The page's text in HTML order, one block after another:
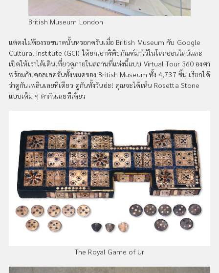
British Museum London
แต่คงไม่ต้องรอขนาดนั้นหรอกครับเมื่อ British Museum กับ Google
Cultural Institute (GCI) ได้ยกเอาพิพิธภัณฑ์มาไว้ในโลกออนไลน์และ
เปิดให้เราได้เดินเที่ยวดูภายในสถานที่แห่งนี้แบบ Virtual Tour 360 องศา
พร้อมกับคอลเลคชั่นทั้งหมดของ British Museum ทั้ง 4,737 ชิ้น เรียกได้
ว่าดูกันเพลินเลยทีเดียว ดูกันทั้งวันอ่ะ! คุณจะได้เห็น Rosetta Stone
แบบเต็ม ๆ ตากันเลยทีเดียว
The Royal Game of Ur